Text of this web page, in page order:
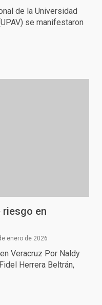
de la Universidad
se manifestaron
en
enero de 2026
Veracruz Por Naldy
Herrera Beltrán,